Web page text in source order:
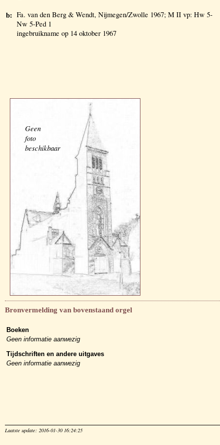
b: Fa. van den Berg & Wendt, Nijmegen/Zwolle 1967; M II vp: Hw 5-
Nw 5-Ped 1
ingebruikname op 14 oktober 1967
Geen
foto
beschikbaar
Bronvermelding van bovenstaand orgel
Boeken
Geen informatie aanwezig
Tijdschriften en andere uitgaves
Geen informatie aanwezig
Laatste update: 2016-01-30 16:24:25